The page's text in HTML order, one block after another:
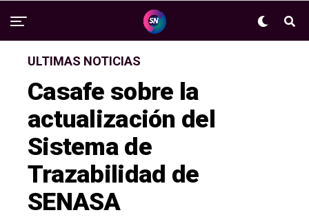
ULTIMAS NOTICIAS
Casafe sobre la
actualización del
Sistema de
Trazabilidad de
SENASA